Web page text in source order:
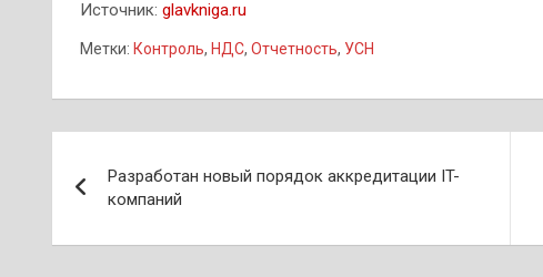
Источник: glavkniga.ru
Метки: Контроль, НДС, Отчетность, УСН
по
записям
Разработан новый порядок аккредитации IT-
компаний